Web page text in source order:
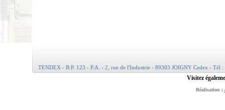
TENDEX - B.P. 123 - P.A. - 2, rue de l'Industrie - 89303 JOIGNY Cedex - Tél
Visitez
Réalisation :